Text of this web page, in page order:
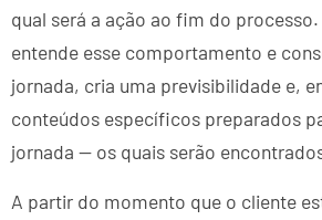
qual será a ação ao fim do processo.
entende esse comportamento e
jornada, cria uma previsibilidade e,
conteúdos específicos preparados
jornada — os quais serão
A partir do momento que o cliente